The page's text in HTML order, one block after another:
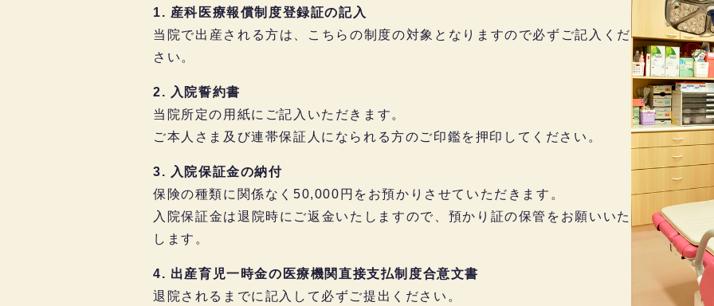
1. 産科医療報償制度登録証の記入
当院で出産される方は、こちらの制度の対象となりますので必ずご記入くだ
さい。
2. 入院誓約書
当院所定の用紙にご記入いただきます。
ご本人さま及び連帯保証人になられる方のご印鑑を押印してください。
3. 入院保証金の納付
保険の種類に関係なく50,000円をお預かりさせていただきます。
入院保証金は退院時にご返金いたしますので、預かり証の保管をお願いいた
します。
4. 出産育児一時金の医療機関直接支払制度合意文書
退院されるまでに記入して必ずご提出ください。